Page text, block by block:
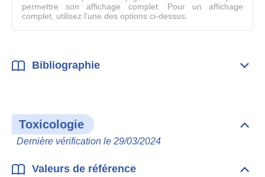
permettre son affichage complet. Pour un affichage
complet, utilisez l'une des options ci-dessus.
Bibliographie
Toxicologie
Dernière vérification le 29/03/2024
Valeurs de référence